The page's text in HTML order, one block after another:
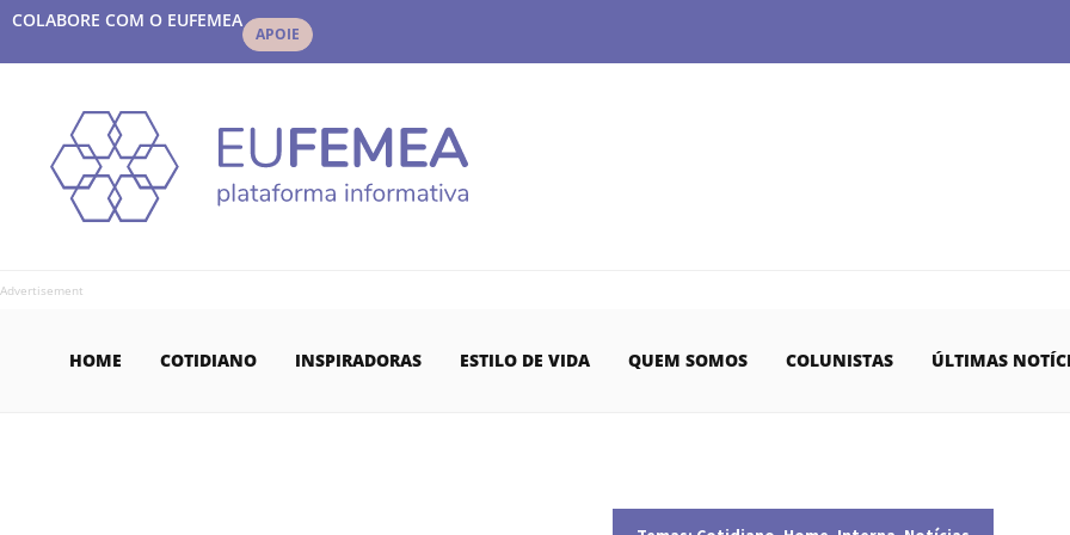
COLABORE COM O EUFEMEA
APOIE
Advertisement
HOME COTIDIANO INSPIRADORAS ESTILO DE VIDA QUEM SOMOS COLUNISTAS ÚLTIMAS